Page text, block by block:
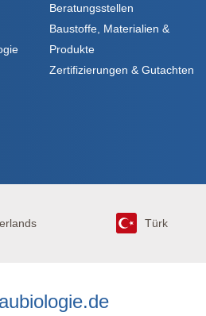
Beratungsstellen
Baustoffe, Materialien &
Produkte
Zertifizierungen & Gutachten
Türk